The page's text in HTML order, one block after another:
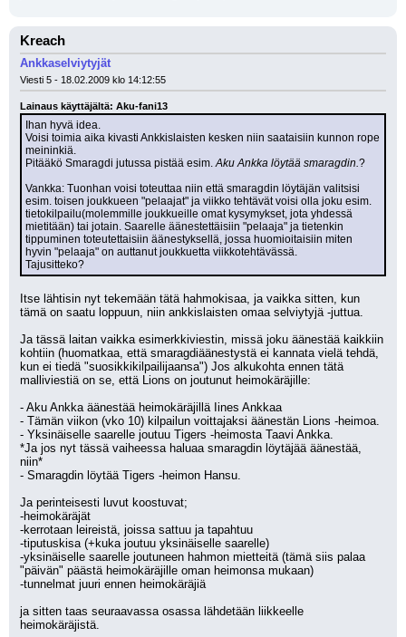
Kreach
Ankkaselviytyjät
Viesti 5 - 18.02.2009 klo 14:12:55
Lainaus käyttäjältä: Aku-fani13
Ihan hyvä idea.
Voisi toimia aika kivasti Ankkislaisten kesken niin saataisiin kunnon rope
meininkiä.
Pitääkö Smaragdi jutussa pistää esim. Aku Ankka löytää smaragdin.?
Vankka: Tuonhan voisi toteuttaa niin että smaragdin löytäjän valitsisi
esim. toisen joukkueen "pelaajat" ja viikko tehtävät voisi olla joku esim.
tietokilpailu(molemmille joukkueille omat kysymykset, jota yhdessä
mietitään) tai jotain. Saarelle äänestettäisiin "pelaaja" ja tietenkin
tippuminen toteutettaisiin äänestyksellä, jossa huomioitaisiin miten
hyvin "pelaaja" on auttanut joukkuetta viikkotehtävässä.
Tajusitteko?
Itse lähtisin nyt tekemään tätä hahmokisaa, ja vaikka sitten, kun
tämä on saatu loppuun, niin ankkislaisten omaa selviytyjä -juttua.
Ja tässä laitan vaikka esimerkkiviestin, missä joku äänestää kaikkiin
kohtiin (huomatkaa, että smaragdiäänestystä ei kannata vielä tehdä,
kun ei tiedä "suosikkikilpailijaansa") Jos alkukohta ennen tätä
malliviestiä on se, että Lions on joutunut heimokäräjille:
- Aku Ankka äänestää heimokäräjillä Iines Ankkaa
- Tämän viikon (vko 10) kilpailun voittajaksi äänestän Lions -heimoa.
- Yksinäiselle saarelle joutuu Tigers -heimosta Taavi Ankka.
*Ja jos nyt tässä vaiheessa haluaa smaragdin löytäjää äänestää,
niin*
- Smaragdin löytää Tigers -heimon Hansu.
Ja perinteisesti luvut koostuvat;
-heimokäräjät
-kerrotaan leireistä, joissa sattuu ja tapahtuu
-tiputuskisa (+kuka joutuu yksinäiselle saarelle)
-yksinäiselle saarelle joutuneen hahmon mietteitä (tämä siis palaa
"päivän" päästä heimokäräjille oman heimonsa mukaan)
-tunnelmat juuri ennen heimokäräjiä
ja sitten taas seuraavassa osassa lähdetään liikkeelle
heimokäräjistä.